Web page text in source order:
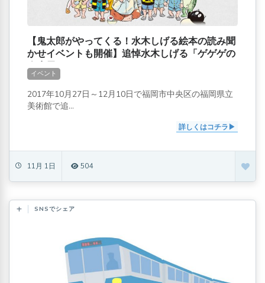
【鬼太郎がやってくる！水木しげる絵本の読み聞
かせイベントも開催】追悼水木しげる「ゲゲゲの
人生展」
イベント
2017年10月27日～12月10日で福岡市中央区の福岡県立
美術館で追...
詳しくはコチラ
11月 1日 504
SNSでシェア